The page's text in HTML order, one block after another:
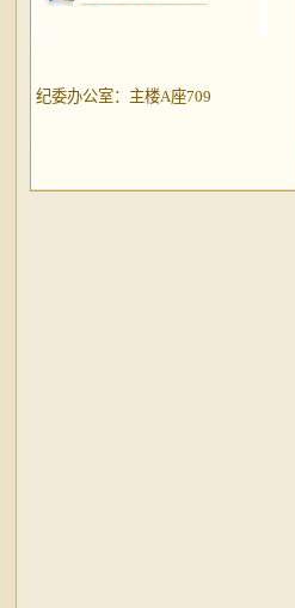
纪委办公室：主楼A座709